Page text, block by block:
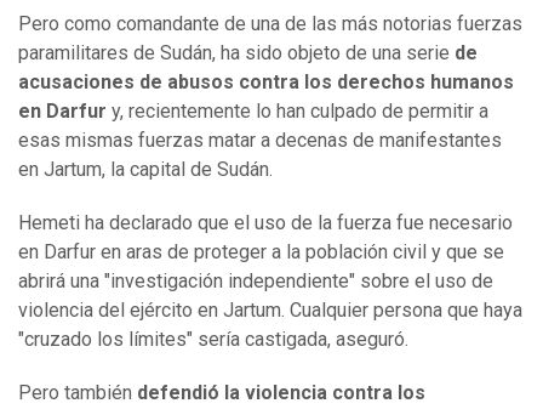
Pero como comandante de una de las más notorias fuerzas
paramilitares de Sudán, ha sido objeto de una serie de
acusaciones de abusos contra los derechos humanos
en Darfur y, recientemente lo han culpado de permitir a
esas mismas fuerzas matar a decenas de manifestantes
en Jartum, la capital de Sudán.
Hemeti ha declarado que el uso de la fuerza fue necesario
en Darfur en aras de proteger a la población civil y que se
abrirá una "investigación independiente" sobre el uso de
violencia del ejército en Jartum. Cualquier persona que haya
"cruzado los límites" sería castigada, aseguró.
Pero también defendió la violencia contra los